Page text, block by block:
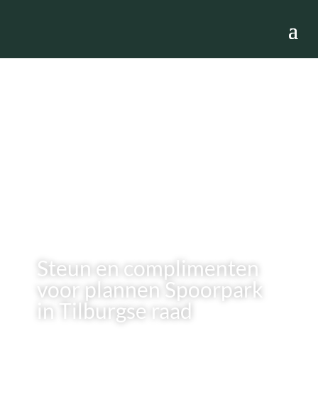
Steun en complimenten
voor plannen Spoorpark
in Tilburgse raad